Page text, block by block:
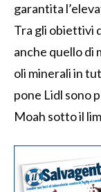
garantita
Tra gli obiettivi
anche quello di
oli minerali in
pone Lidl sono
Moah sotto il